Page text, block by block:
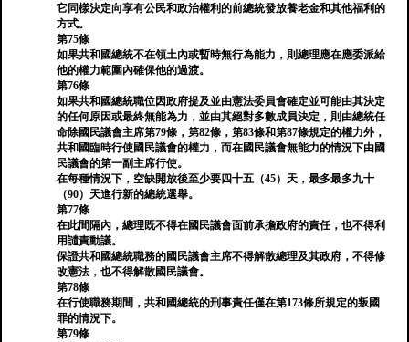
它同樣決定向享有公民和政治權利的前總統發放養老金和其他福利的
方式。
第75條
如果共和國總統不在領土內或暫時無行為能力，則總理應在應委派給
他的權力範圍內確保他的過渡。
第76條
如果共和國總統職位因政府提及並由憲法委員會確定並可能由其決定
的任何原因或最終無能為力，並由其絕對多數成員決定，則由總統任
命除國民議會主席第79條，第82條，第83條和第87條規定的權力外，
共和國臨時行使國民議會的權力，而在國民議會無能力的情況下由國
民議會的第一副主席行使。
在每種情況下，空缺開放後至少要四十五（45）天，最多最多九十
（90）天進行新的總統選舉。
第77條
在此間隔內，總理既不得在國民議會面前承擔政府的責任，也不得利
用譴責動議。
保證共和國總統職務的國民議會主席不得解散總理及其政府，不得修
改憲法，也不得解散國民議會。
第78條
在行使職務期間，共和國總統的刑事責任僅在第173條所規定的叛國
罪的情況下。
第79條